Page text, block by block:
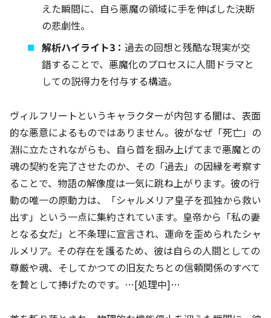
えた瞬間に、自ら悪魔の領域に手を伸ばした決断
の悲劇性。
解析ハイライト3：過去の回想と残酷な現実が交
錯することで、悪魔化のプロセスに人間ドラマと
しての説得力を付与する構造。
ヴィルフリートというキャラクターが内包する闇は、表面
的な悪意によるものではありません。彼がなぜ「死亡」の
淵に立たされながらも、自ら首を掴み上げてまで悪魔との
魂の契約を完了させたのか、その「過去」の因縁を考察す
ることで、物語の解像度は一気に跳ね上がります。彼の行
動の唯一の原動力は、「シャルメリア皇子を孤独から救い
出す」という一点に集約されています。皇帝から「私の妻
となる女だ」と不条理に宣言され、運命を歪められたシャ
ルメリア。その存在を護るため、彼は自らの人間としての
尊厳や魂、そしてかつての旧友たちとの信頼関係のすべて
を贄として捧げたのです。…[処理中]…